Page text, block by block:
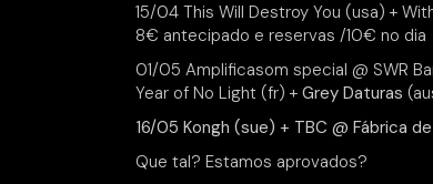
15/04 This Will Destroy You (usa) +
8€ antecipado e reservas /10€ no dia
01/05 Amplificasom special @ SWR
Year of No Light (fr) + Grey Daturas
16/05 Kongh (sue) + TBC @ Fábrica
Que tal? Estamos aprovados?